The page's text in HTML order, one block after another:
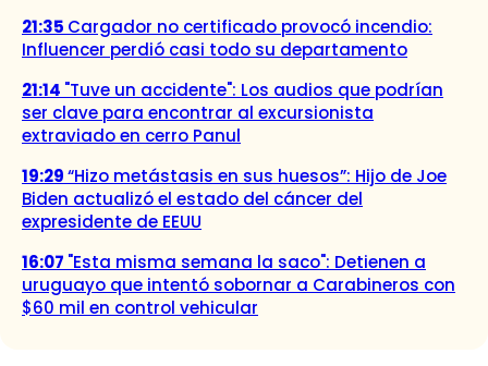
21:35 Cargador no certificado provocó incendio:
Influencer perdió casi todo su departamento
21:14 "Tuve un accidente": Los audios que podrían
ser clave para encontrar al excursionista
extraviado en cerro Panul
19:29“Hizo metástasis en sus huesos”: Hijo de Joe
Biden actualizó el estado del cáncer del
expresidente de EEUU
16:07 "Esta misma semana la saco": Detienen a
uruguayo que intentó sobornar a Carabineros con
$60 mil en control vehicular